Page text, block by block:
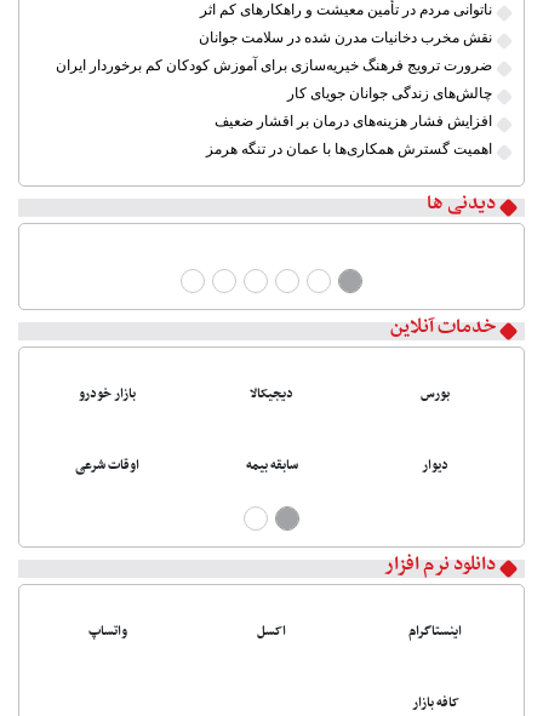
ناتوانی مردم در تأمین معیشت و راهکارهای کم اثر
نقش مخرب دخانیات مدرن شده در سلامت جوانان
ضرورت ترویج فرهنگ خیریه‌سازی برای آموزش کودکان کم برخوردار ایران
چالش‌های زندگی جوانان جویای کار
افزایش فشار هزینه‌های درمان بر اقشار ضعیف
اهمیت گسترش همکاری‌ها با عمان در تنگه هرمز
دیدنی ها
خدمات آنلاین
بورس دیجیکالا بازار خودرو
دیوار سابقه بیمه اوقات شرعی
دانلود نرم افزار
اینستاگرام اکسل واتساپ
کافه بازار